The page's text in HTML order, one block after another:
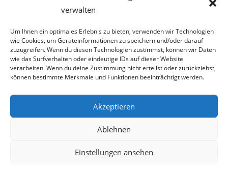
verwalten
Um Ihnen ein optimales Erlebnis zu bieten, verwenden wir Technologien
wie Cookies, um Geräteinformationen zu speichern und/oder darauf
zuzugreifen. Wenn du diesen Technologien zustimmst, können wir Daten
wie das Surfverhalten oder eindeutige IDs auf dieser Website
verarbeiten. Wenn du deine Zustimmung nicht erteilst oder zurückziehst,
können bestimmte Merkmale und Funktionen beeinträchtigt werden.
Akzeptieren
Ablehnen
Einstellungen ansehen
Datenschutz